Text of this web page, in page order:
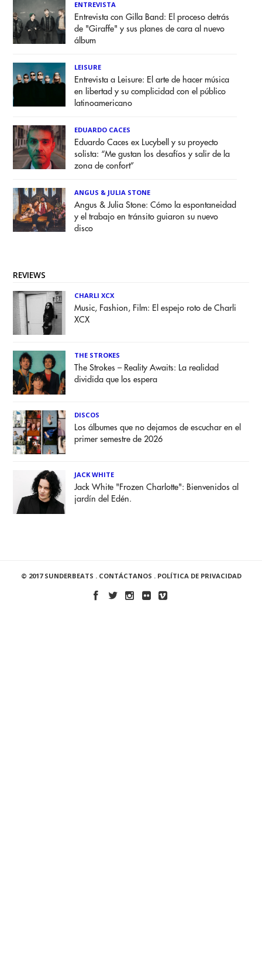
ENTREVISTA
Entrevista con Gilla Band: El proceso detrás
de "Giraffe" y sus planes de cara al nuevo
álbum
LEISURE
Entrevista a Leisure: El arte de hacer música
en libertad y su complicidad con el público
latinoamericano
EDUARDO CACES
Eduardo Caces ex Lucybell y su proyecto
solista: “Me gustan los desafíos y salir de la
zona de confort”
ANGUS & JULIA STONE
Angus & Julia Stone: Cómo la espontaneidad
y el trabajo en tránsito guiaron su nuevo
disco
REVIEWS
CHARLI XCX
Music, Fashion, Film: El espejo roto de Charli
XCX
THE STROKES
The Strokes – Reality Awaits: La realidad
dividida que los espera
DISCOS
Los álbumes que no dejamos de escuchar en el
primer semestre de 2026
JACK WHITE
Jack White "Frozen Charlotte": Bienvenidos al
jardín del Edén.
© 2017 SUNDERBEATS . CONTÁCTANOS . POLÍTICA DE PRIVACIDAD